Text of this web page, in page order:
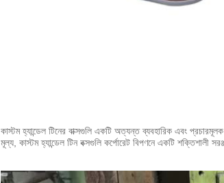
কাস্টম হ্যান্ডেল টিনের বাক্সগুলি একটি অত্যন্ত ব্যবহারিক এবং
মূল্য, কাস্টম হ্যান্ডেল টিন বক্সগুলি কর্পোরেট বিপণনে একটি শক্তিশালী